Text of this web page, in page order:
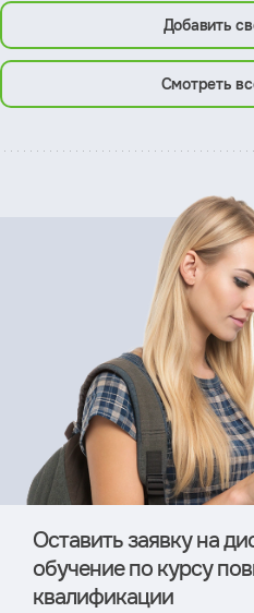
Добавить
Смотреть
Оставить заявку на
обучение по курсу
квалификации